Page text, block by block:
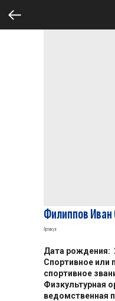
Филиппов Иван
Артикул:
Дата рождения:
Спортивное или
спортивное
Физкультурная
ведомственная